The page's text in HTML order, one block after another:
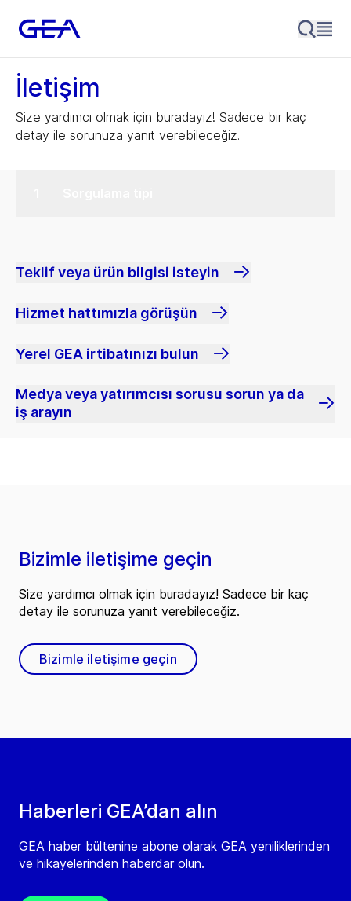
İletişim
Size yardımcı olmak için buradayız! Sadece bir kaç
detay ile sorunuza yanıt verebileceğiz.
Teklif veya ürün bilgisi isteyin
Hizmet hattımızla görüşün
Yerel GEA irtibatınızı bulun
Medya veya yatırımcısı sorusu sorun ya da
iş arayın
Haberleri GEA’dan alın
GEA haber bültenine abone olarak GEA yeniliklerinden
ve hikayelerinden haberdar olun.
Bizimle iletişime geçin
Size yardımcı olmak için buradayız! Sadece bir kaç
detay ile sorunuza yanıt verebileceğiz.
Bizimle iletişime geçin